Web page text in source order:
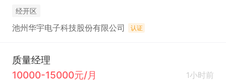
完成测试任务。
6. 晋升发展：完善晋升通道（实验室技术员→高级技
训、工艺培训，支持员工技能提升与岗位晋升。
经开区
池州华宇电子科技股份有限公司 认证
质量经理
10000-15000元/月
1小时前